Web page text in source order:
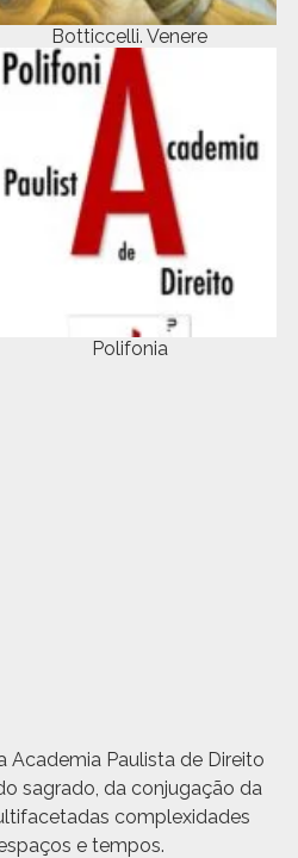
Bot­tic­cel­li. Venere
Polifonia
Acad­e­mia Paulista de Dire­ito
sagra­do, da con­ju­gação da
com­plex­i­dades
e tempos.